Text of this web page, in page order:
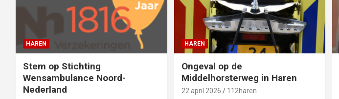
HAREN
Stem op Stichting
Wensambulance Noord-
Nederland
HAREN
Ongeval op de
Middelhorsterweg in Haren
22 april 2026 112haren